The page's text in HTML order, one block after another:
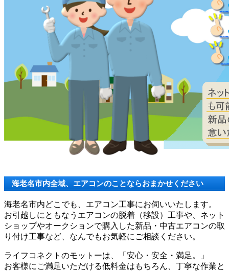
海老名市内全域、エアコンのことならおまかせください
海老名市内どこでも、エアコン工事にお伺いいたします。
お引越しにともなうエアコンの脱着（移設）工事や、ネット
ショップやオークションで購入した新品・中古エアコンの取
り付け工事など、なんでもお気軽にご相談ください。
ライフコネクトのモットーは、「安心・安全・満足。」
お客様にご満足いただける低料金はもちろん、丁寧な作業と